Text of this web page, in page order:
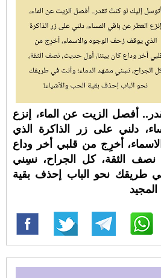
أفصل الزيت عن الماء، إنزع
دلني على زر الذاكرة الذي
أخرِج من قلبي أخر وداع
نصف الثقة، كل الجراح، نسِني
طريقك نحو الباب إحذف بقية